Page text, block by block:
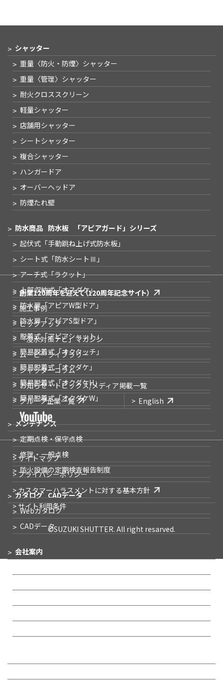
シャッター
重量〈防火・防煙〉 シャッター
重量〈管理〉 シャッター
耐火クロススクリーン
軽量シャッター
店舗用シャッター
シートシャッター
複合シャッター
ハンガードア
オーバーヘッドア
防煙たれ壁
防水商品 防水板
「アピアガード」シリーズ
起伏式 「手動跳ね上げ式防水板」
シート式 「防水シートⅢ」
アーチ式「ラクット」
上部収納式「オスダケ」
防水扉「アピアW型ドア」
防水扉「アピアS型ドア」
脱着式「アピアシャット」
簡易脱着式「オクタッチ」
簡易脱着式「オクダケ」
簡易脱着式「オクダケH」
簡易脱着式「オクダケW」
メンテナンス
定期点検・保守点検
修理・一般点検
防火設備の定期検査報告制度
カタログ CADデータ
Webカタログ
CADデータ
会社案内
創業120周年を迎えて（120周年記念サイト）
施工事例
ピックアップ
「浸水対策ナビ」マガジン
ムービーライブラリー
シャッターコラム
お知らせ・トピックス/メディア掲載一覧
グループ企業一覧
English
> サイトマップ
> プライバシーポリシー
> カスタマーハラスメントに対する基本方針
> サイト利用条件
©SUZUKI SHUTTER. All right resarved.